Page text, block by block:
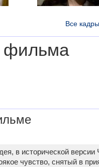
Все
фильма
в исторической версии
чувство, снятый в